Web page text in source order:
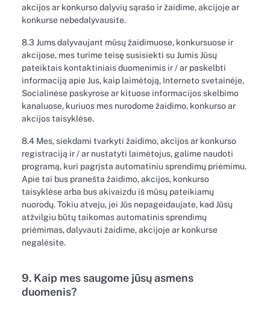
akcijos ar konkurso dalyvių sąrašo ir žaidime, akcijoje ar
konkurse nebedalyvausite.
8.3 Jums dalyvaujant mūsų žaidimuose, konkursuose ir
akcijose, mes turime teisę susisiekti su Jumis Jūsų
pateiktais kontaktiniais duomenimis ir / ar paskelbti
informaciją apie Jus, kaip laimėtoją, Interneto svetainėje,
Socialinėse paskyrose ar kituose informacijos skelbimo
kanaluose, kuriuos mes nurodome žaidimo, konkurso ar
akcijos taisyklėse.
8.4 Mes, siekdami tvarkyti žaidimo, akcijos ar konkurso
registraciją ir / ar nustatyti laimėtojus, galime naudoti
programą, kuri pagrįsta automatiniu sprendimų priėmimu.
Apie tai bus pranešta žaidimo, akcijos, konkurso
taisyklėse arba bus akivaizdu iš mūsų pateikiamų
nuorodų. Tokiu atveju, jei Jūs nepageidaujate, kad Jūsų
atžvilgiu būtų taikomas automatinis sprendimų
priėmimas, dalyvauti žaidime, akcijoje ar konkurse
negalėsite.
9. Kaip mes saugome jūsų asmens
duomenis?